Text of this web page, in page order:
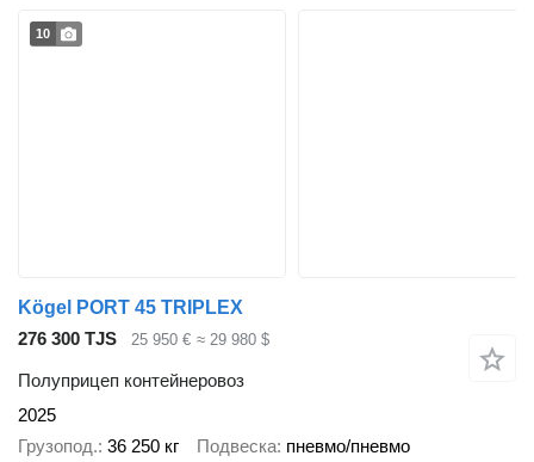
10
Kögel PORT 45 TRIPLEX
276 300 TJS
25 950 € ≈ 29 980 $
Полуприцеп контейнеровоз
2025
Грузопод. 36 250 кг Подвеска пневмо/пневмо